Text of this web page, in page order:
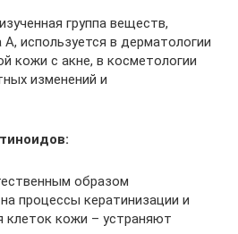
группа веществ,
используется в дерматологии
кожи с акне, в косметологии
изменений и
образом
процессы кератинизации и
клеток кожи – устраняют